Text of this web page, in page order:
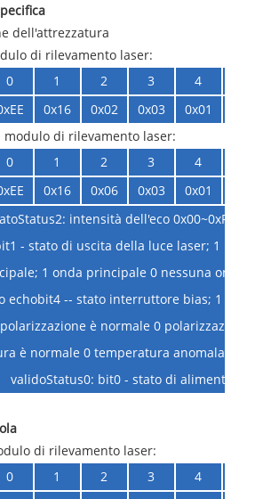
dell'attrezzatura
di rilevamento laser:
0 1 2 3 4
0x16 0x02 0x03 0x01
modulo di rilevamento laser:
0 1 2 3 4
0x16 0x06 0x03 0x01
intensità dell'eco
- stato di uscita della luce laser; 1
1 onda principale 0 nessuna onda
echobit4 -- stato interruttore bias; 1 bias
è normale 0 polarizzazione
è normale 0 temperatura anomala bit7
validoStatus0: bit0 - stato di
di rilevamento laser:
0 1 2 3 4